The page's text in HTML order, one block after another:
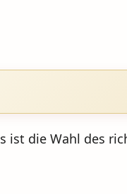
ist die Wahl des